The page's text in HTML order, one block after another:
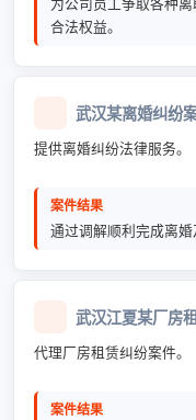
合法权益。
武汉某离婚纠纷
提供离婚纠纷法律服务。
案件结果
通过调解顺利完成离婚
武汉江夏某厂房
代理厂房租赁纠纷案件。
案件结果